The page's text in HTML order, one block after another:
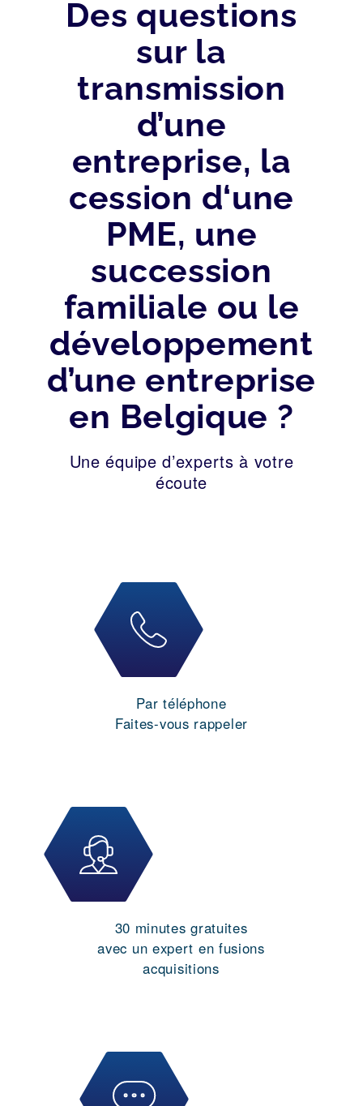
Des questions
sur la
transmission
d’une
entreprise, la
cession d‘une
PME, une
succession
familiale ou le
développement
d’une entreprise
en Belgique ?
Une équipe d’experts à votre
écoute
Par téléphone
Faites-vous rappeler
30 minutes gratuites
avec un expert en fusions
acquisitions